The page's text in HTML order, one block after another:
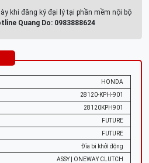
khi đăng ký đại lý tại phần mềm nội bộ
Quang Do: 0983888624
HONDA
28120-KPH-901
28120KPH901
FUTURE
FUTURE
Đĩa bi khởi động
ASSY | ONEWAY CLUTCH